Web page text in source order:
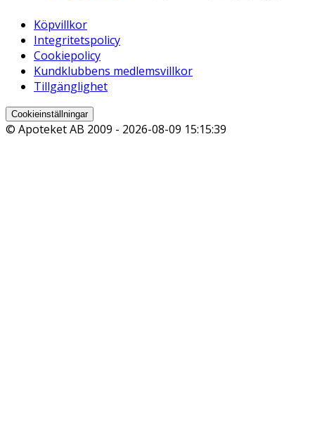
Köpvillkor
Integritetspolicy
Cookiepolicy
Kundklubbens medlemsvillkor
Tillgänglighet
Cookieinställningar
© Apoteket AB 2009 - 2026-08-09 15:15:39